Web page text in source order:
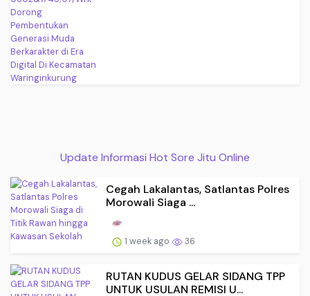
Update Informasi Hot Sore Jitu Online
Cegah Lakalantas, Satlantas Polres
Morowali Siaga ...
1 week ago 36
RUTAN KUDUS GELAR SIDANG TPP
UNTUK USULAN REMISI U...